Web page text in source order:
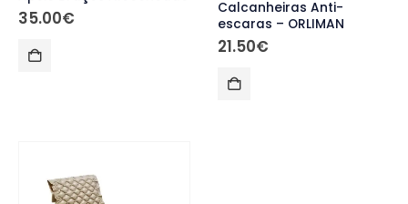
35.00€
Calcanheiras Anti-
escaras – ORLIMAN
21.50€